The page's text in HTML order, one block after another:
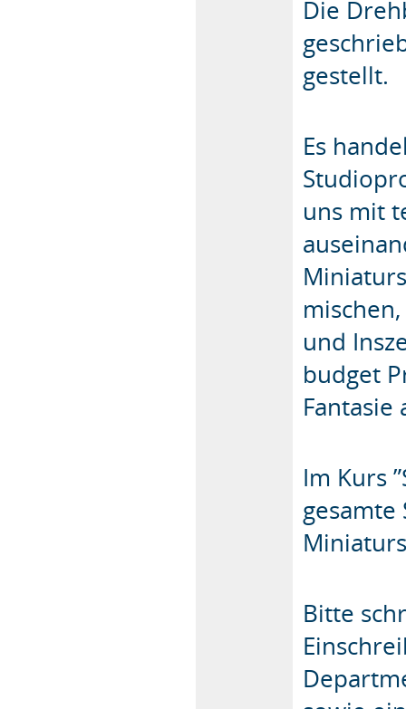
Die
gestellt.
Es
uns mit
und
budget
Im Kurs
gesamte
Bitte